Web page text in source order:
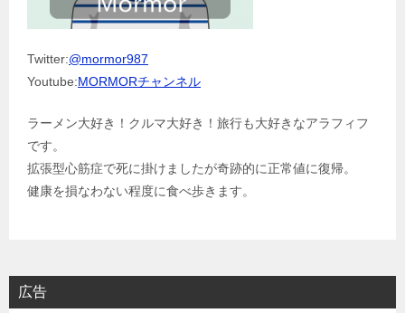
Twitter:@mormor987
Youtube:MORMORチャンネル
ラーメン大好き！クルマ大好き！旅行も大好きなアラフィフ
です。
拡張型心筋症で死に掛けましたが奇跡的に正常値に復帰。
健康を損なわない程度に食べ歩きます。
広告